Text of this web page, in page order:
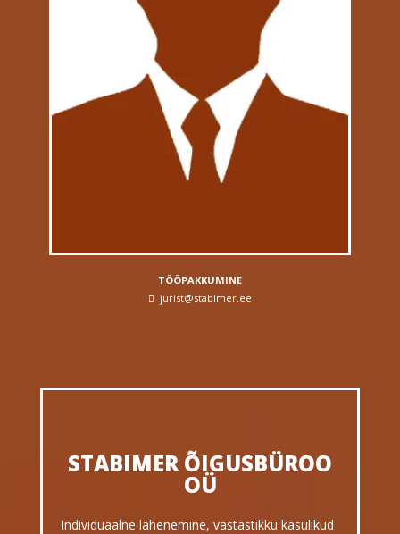
TÖÖPAKKUMINE
jurist@stabimer.ee
STABIMER ÕIGUSBÜROO
OÜ
Individuaalne lähenemine, vastastikku kasulikud